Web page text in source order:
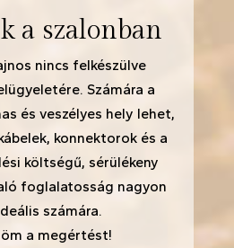
a szalonban
nincs felkészülve
Számára a
és veszélyes hely lehet,
konnektorok és a
költségű, sérülékeny
foglalatosság nagyon
számára.
a megértést!